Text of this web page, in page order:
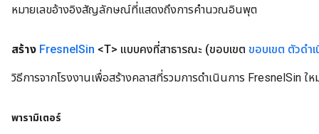
หมายเลขอ้างอิงสัญลักษณ์ที่แสดงถึงการคำนวณอินพุต
สร้าง FresnelSin <T> แบบคงที่สาธารณะ (ขอบเขต ขอบเขต ตัวดำ
วิธีการจากโรงงานเพื่อสร้างคลาสที่รวมการดำเนินการ FresnelSin ให
พารามิเตอร์